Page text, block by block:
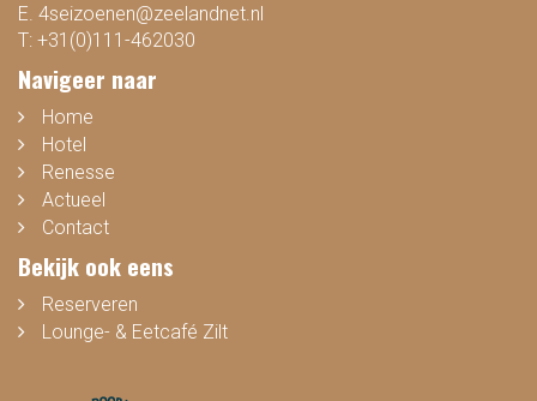
E. 4seizoenen@zeelandnet.nl
T: +31(0)111-462030
Navigeer naar
Home
Hotel
Renesse
Actueel
Contact
Bekijk ook eens
Reserveren
Lounge- & Eetcafé Zilt